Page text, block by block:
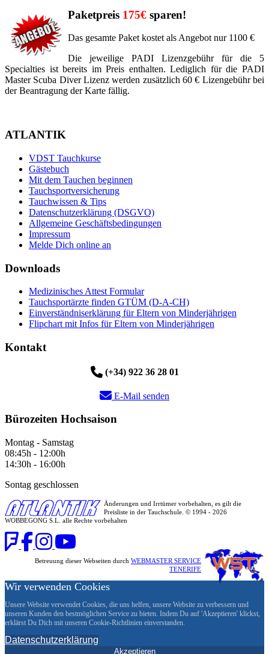
Paketpreis 175€ sparen!
Das gesamte Paket kostet als Angebot nur 1100 €
Die jeweilige PADI Lizenzgebühr für die 5
Specialties ist bereits im Preis enthalten. Lediglich für die PADI
Master Scuba Diver Lizenz werden zusätzlich 60 € Lizengebühr bei
der Beantragung der Karte fällig.
ATLANTIK
VDST Tauchkurse
Gästebuch
Mit dem Tauchen beginnen
Tauchsportversicherung
Tauchwissen & Tips
Datenschutzerklärung (DSGVO)
Allgemeine Geschäftsbedingungen
Impressum
Melde Dich online an
Downloads
Medizinisches Attest Formular
Tauchsportärzte finden GTÜM (D-A-CH)
Einverständniserklärung für Eltern von Minderjährigen
Flipchart mit Infos für Eltern von Minderjährigen
Kontakt
(+34) 922 36 28 01
E-Mail senden
Bürozeiten Hochsaison
Montag - Samstag
08:45h - 12:00h
14:30h - 16:00h
Sontag geschlossen
Änderungen und Irrtümer vorbehalten, es gilt die
Preisliste in der Tauchschule. © 1994 - 2026
WOBBEGONG S.L. alle Rechte vorbehalten
Betreuung dieser Webseiten durch WEBMASTER SERVICE
TENERIFE
Wir verwenden Cookies
Unsere Website verwendet Cookies, die uns helfen, unsere Website zu verbessern und
unseren Kunden den bestmöglichen Service zu bieten. Indem Du auf 'Akzeptieren' klickst,
erklärst Du Dich mit unseren Cookie-Richtlinien einverstanden.
Datenschutzerklärung
Akzeptieren